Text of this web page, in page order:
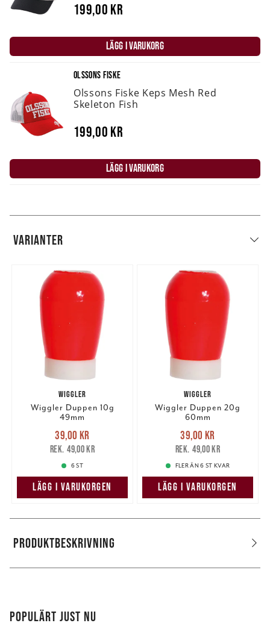
199,00 kr
LÄGG I VARUKORG
OLSSONS FISKE
Olssons Fiske Keps Mesh Red
Skeleton Fish
199,00 kr
LÄGG I VARUKORG
VARIANTER
WIGGLER
Wiggler Duppen 10g
49mm
Nuvarande pris
39,00 krTidigare pris
49,00 kr
39,00 kr
49,00 kr
6 ST
LÄGG I VARUKORGEN
WIGGLER
Wiggler Duppen 20g
60mm
Nuvarande pris
39,00 krTidigare pris
49,00 kr
39,00 kr
49,00 kr
FLER ÄN 6 ST KVAR
LÄGG I VARUKORGEN
PRODUKTBESKRIVNING
POPULÄRT JUST NU